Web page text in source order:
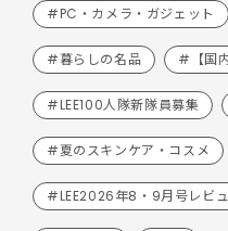
#PC・カメラ・ガジェット
#暮らしの名品 #【国
#LEE100人隊新隊員募集
#夏のスキンケア・コスメ
#LEE2026年8・9月号レビ